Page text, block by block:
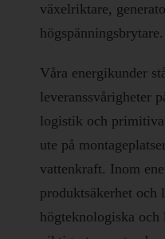
växelriktare,
högspänningsbrytare.
Våra energikunder
leveranssvårigheter
logistik och
ute på
vattenkraft. Inom
produktsäkerhet och
högteknologiska och